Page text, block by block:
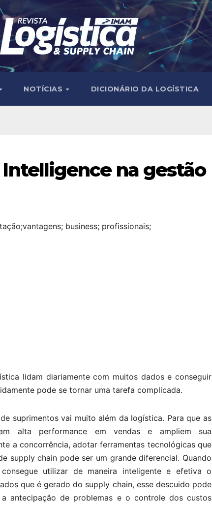
NOTÍCIAS DICIONÁRIO DA LOGÍSTICA
na gestão
business; profissionais;
lidam diariamente com muitos dados e conseguir
pode se tornar uma tarefa complicada.
suprimentos vai muito além da logística. Para que as
alta performance em vendas e ampliem sua
a concorrência, adotar ferramentas tecnológicas que
supply chain pode ser um grande diferencial. Quando
utilizar de maneira inteligente e efetiva o
que é gerado do supply chain, esse descuido pode
antecipação de problemas e o controle dos custos